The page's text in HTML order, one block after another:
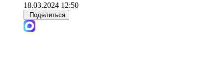
18.03.2024 12:50
Поделиться